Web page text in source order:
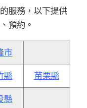
服務，以下提供
預約。
市
縣 苗栗縣
縣